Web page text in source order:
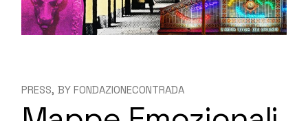
PRESS BY FONDAZIONECONTRADA